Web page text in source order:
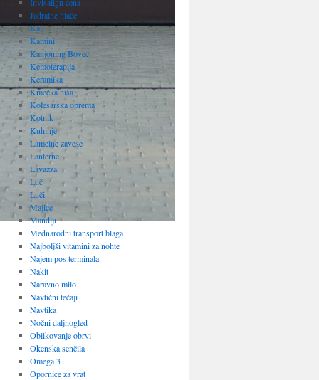
Jadralne hlače
Kali
Kamini
Kanjoning Bovec
Kemoterapija
Keramika
Kmečka hiša
Kolesarska oprema
Kotnik
Kuhinje
Lamelne zavese
Lanterne
Lavazza
Luč
Luči
Majice
Mandlji
Mednarodni transport blaga
Najboljši vitamini za nohte
Najem pos terminala
Nakit
Naravno milo
Navtični tečaji
Navtika
Nočni daljnogled
Oblikovanje obrvi
Okenska senčila
Omega 3
Opornice za vrat